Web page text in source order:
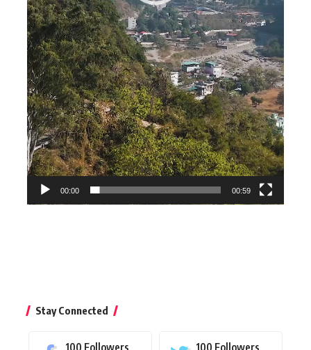
00:00 00:59
Stay Connected
100 Followers 100 Followers